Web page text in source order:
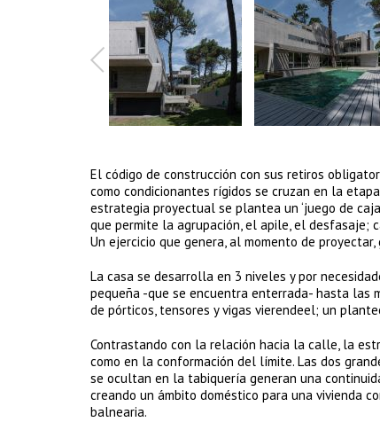
El código de construcción con sus retiros
como condicionantes rígidos se cruzan en la
estrategia proyectual se plantea un ‘juego de
que permite la agrupación, el apile, el desfasaje;
Un ejercicio que genera, al momento de
La casa se desarrolla en 3 niveles y por
pequeña -que se encuentra enterrada- hasta las
de pórticos, tensores y vigas vierendeel; un
Contrastando con la relación hacia la calle, la
como en la conformación del límite. Las dos
se ocultan en la tabiquería generan una
creando un ámbito doméstico para una vivienda
balnearia.